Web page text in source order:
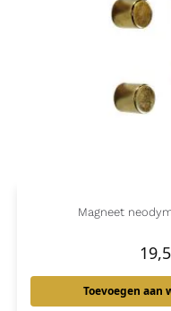
Magneet
Toevoegen aan